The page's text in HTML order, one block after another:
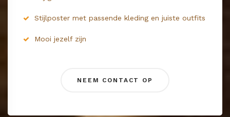
Stijlposter met passende kleding en juiste outfits
Mooi jezelf zijn
NEEM CONTACT OP